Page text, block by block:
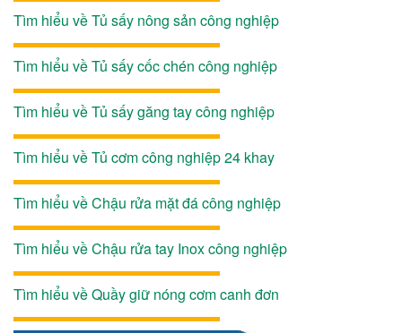
Tìm hiểu về Tủ sấy nông sản công nghiệp
Tìm hiểu về Tủ sấy cốc chén công nghiệp
Tìm hiểu về Tủ sấy găng tay công nghiệp
Tìm hiểu về Tủ cơm công nghiệp 24 khay
Tìm hiểu về Chậu rửa mặt đá công nghiệp
Tìm hiểu về Chậu rửa tay Inox công nghiệp
Tìm hiểu về Quầy giữ nóng cơm canh đơn